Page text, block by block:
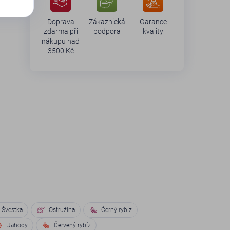
Doprava
zdarma při
nákupu nad
3500 Kč
Zákaznická
podpora
Garance
kvality
Švestka Ostružina Černý rybíz
Jahody Červený rybíz